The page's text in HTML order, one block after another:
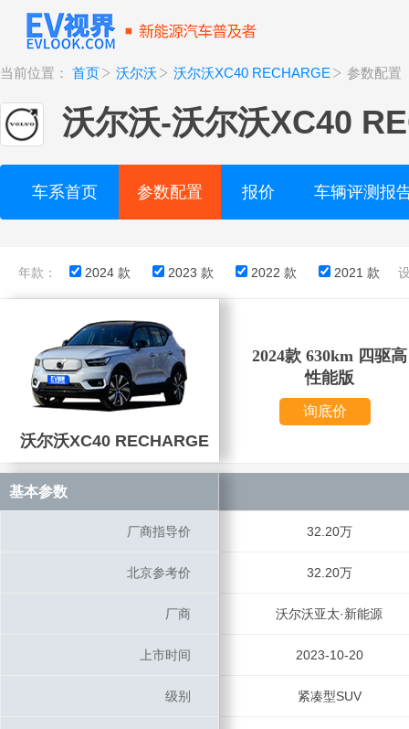
当前位置： 首页 沃尔沃 沃尔沃XC40 RECHARGE 参数配置
沃尔沃-沃尔沃XC40
车系首页 参数配置 报价 车辆评测报
年款： 2024 款 2023 款 2022 款 2021 款
沃尔沃XC40 RECHARGE
沃尔沃XC40 RECHARGE
2024款 630km 四驱高
性能版
询底价
基本参数
厂商指导价 32.20万
北京参考价 32.20万
厂商 沃尔沃亚太·新能源
上市时间 2023-10-20
级别 紧凑型SUV
基本参数
厂商指导价
北京参考价
厂商
上市时间
级别